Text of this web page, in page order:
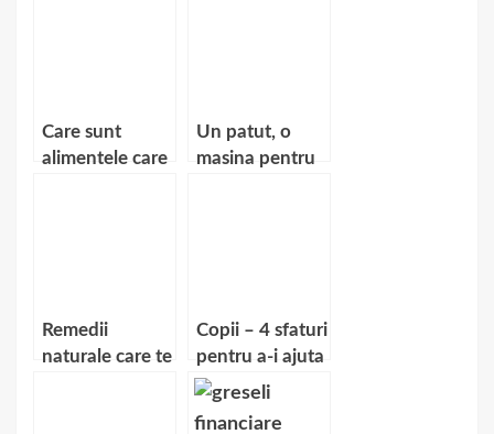
Care sunt
alimentele care
Un patut, o
masina pentru
Remedii
naturale care te
Copii – 4 sfaturi
pentru a-i ajuta
sa devina mai